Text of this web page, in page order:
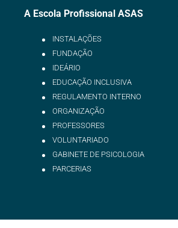
A Escola Profissional ASAS
INSTALAÇÕES
FUNDAÇÃO
IDEÁRIO
EDUCAÇÃO INCLUSIVA
REGULAMENTO INTERNO
ORGANIZAÇÃO
PROFESSORES
VOLUNTARIADO
GABINETE DE PSICOLOGIA
PARCERIAS